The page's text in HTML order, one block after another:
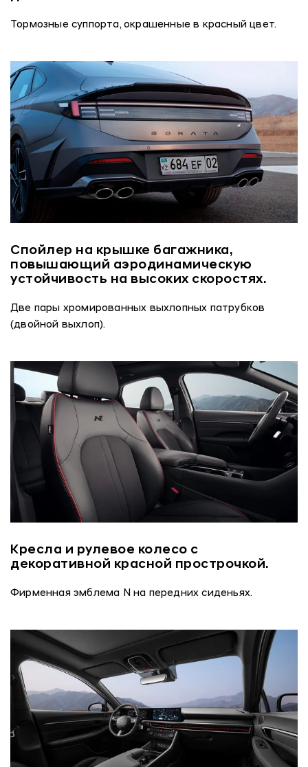
Тормозные суппорта, окрашенные в красный цвет.
Спойлер на крышке багажника,
повышающий аэродинамическую
устойчивость на высоких скоростях.
Две пары хромированных выхлопных патрубков
(двойной выхлоп).
Кресла и рулевое колесо с
декоративной красной прострочкой.
Фирменная эмблема N на передних сиденьях.